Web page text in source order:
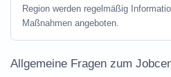
Region werden regelmäßig
Maßnahmen angeboten.
Allgemeine Fragen zum